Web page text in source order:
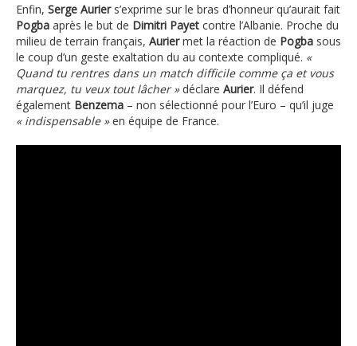
Enfin, Serge Auriers’exprime sur le bras d’honneur qu’aurait fait
Pogba après le but de Dimitri Payet contre l’Albanie. Proche du
milieu de terrain français, Auriermet la réaction de Pogba sous
le coup d’un geste exaltation du au contexte compliqué. «
Quand tu rentres dans un match difficile comme ça et vous
marquez, tu veux tout lâcher »déclare Aurier. Il défend
également Benzema – non sélectionné pour l’Euro – qu’il juge
« indispensable »en équipe de France.